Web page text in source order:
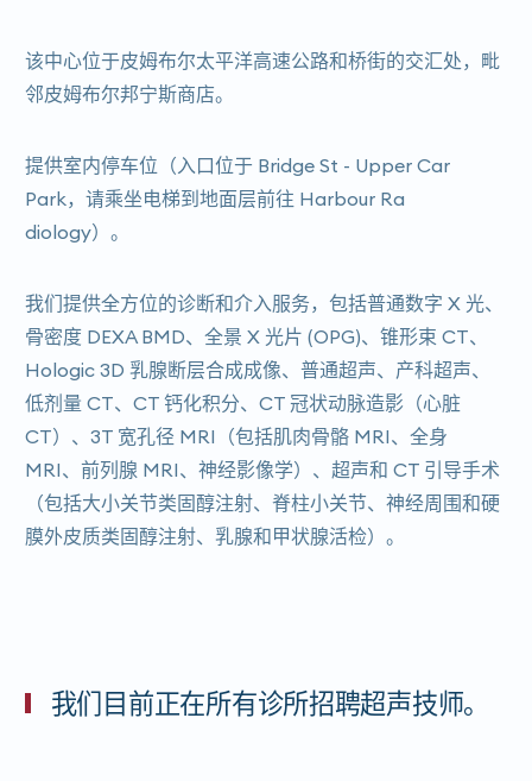
该中心位于皮姆布尔太平洋高速公路和桥街的交汇处，毗
邻皮姆布尔邦宁斯商店。
提供室内停车位（入口位于 Bridge St - Upper Car
Park，请乘坐电梯到地面层前往 Harbour Ra​​
diology）。
我们提供全方位的诊断和介入服务，包括普通数字 X 光、
骨密度 DEXA BMD、全景 X 光片 (OPG)、锥形束 CT、
Hologic 3D 乳腺断层合成成像、普通超声、产科超声、
低剂量 CT、CT 钙化积分、CT 冠状动脉造影（心脏
CT）、3T 宽孔径 MRI（包括肌肉骨骼 MRI、全身
MRI、前列腺 MRI、神经影像学）、超声和 CT 引导手术
（包括大小关节类固醇注射、脊柱小关节、神经周围和硬
膜外皮质类固醇注射、乳腺和甲状腺活检）。
我们目前正在所有诊所招聘超声技师。